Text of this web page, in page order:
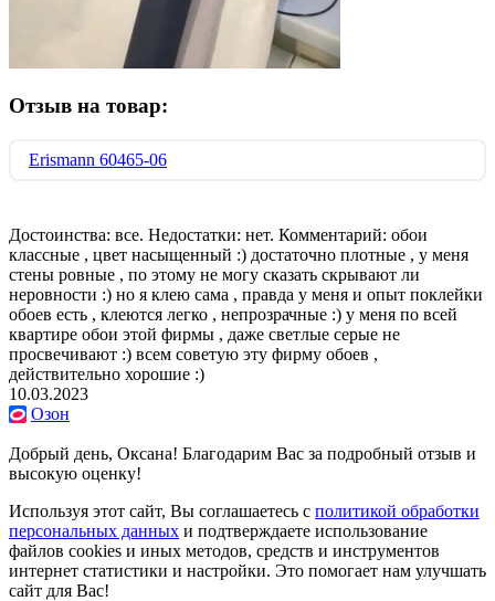
Отзыв на товар:
Erismann 60465-06
Достоинства: все. Недостатки: нет. Комментарий: обои
классные , цвет насыщенный :) достаточно плотные , у меня
стены ровные , по этому не могу сказать скрывают ли
неровности :) но я клею сама , правда у меня и опыт поклейки
обоев есть , клеются легко , непрозрачные :) у меня по всей
квартире обои этой фирмы , даже светлые серые не
просвечивают :) всем советую эту фирму обоев ,
действительно хорошие :)
10.03.2023
Озон
Добрый день, Оксана! Благодарим Вас за подробный отзыв и
высокую оценку!
Используя этот сайт, Вы соглашаетесь с политикой обработки
персональных данных и подтверждаете использование
файлов cookies и иных методов, средств и инструментов
интернет статистики и настройки. Это помогает нам улучшать
сайт для Вас!